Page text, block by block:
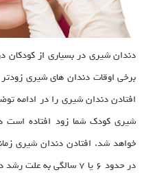
دندان شیری در بسیاری از
برخی اوقات دندان های شیری
افتادن دندان شیری را در ادامه
شیری کودک شما زود افتاده است
خواهد شد. افتادن دندان شیری
در حدود ۶ یا ۷ سالگی